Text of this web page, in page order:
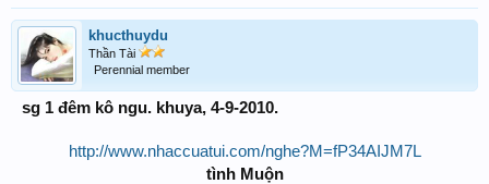
khucthuydu
Thần Tài
Perennial member
sg 1 đêm kô ngu. khuya, 4-9-2010.
http://www.nhaccuatui.com/nghe?M=fP34AIJM7L
tình Muộn